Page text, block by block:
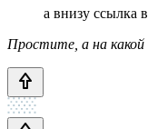
а внизу ссылка
Простите, а на какой